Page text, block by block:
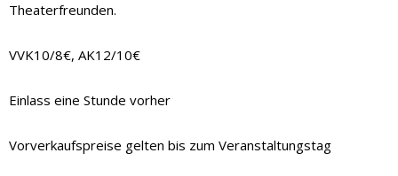
Theaterfreunden.
VVK10/8€, AK12/10€
Einlass eine Stunde vorher
Vorverkaufspreise gelten bis zum Veranstaltungstag